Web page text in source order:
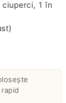
ciuperci, 1 în